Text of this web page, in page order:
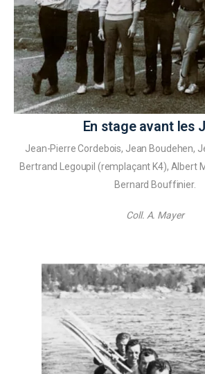
En stage avant les
Jean-Pierre Cordebois, Jean Boudehen,
Bertrand Legoupil (remplaçant K4), Albert
Bernard Bouffinier.
Coll. A. Mayer